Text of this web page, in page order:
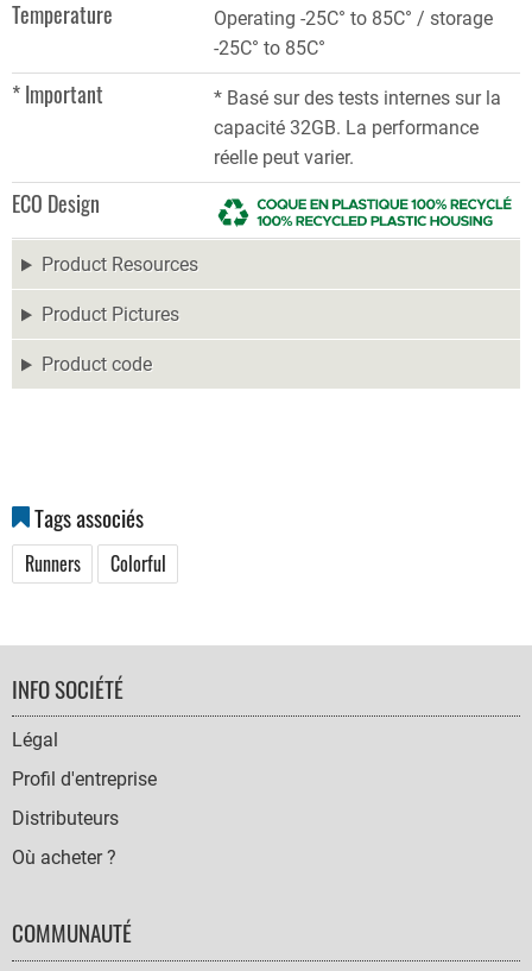
Temperature
Operating -25C° to 85C° / storage
-25C° to 85C°
* Important
* Basé sur des tests internes sur la
capacité 32GB. La performance
réelle peut varier.
ECO Design
Product Resources
Product Pictures
Product code
Tags associés
Runners Colorful
FOOTER
NAVIGATION
INFO SOCIÉTÉ
Légal
Profil d'entreprise
Distributeurs
Où acheter ?
COMMUNAUTÉ